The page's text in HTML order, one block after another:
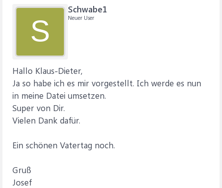
S
Schwabe1
Neuer User
Hallo Klaus-Dieter,
Ja so habe ich es mir vorgestellt. Ich werde es nun
in meine Datei umsetzen.
Super von Dir.
Vielen Dank dafür.
Ein schönen Vatertag noch.
Gruß
Josef